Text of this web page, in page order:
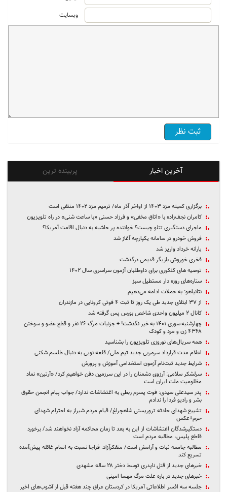
وبسایت
آخرین اخبار پربینده ترین
برگزاری کمیته مزد ۱۴۰۳ از اواخر آذر ماه/ ترمیم مزد ۱۴۰۲ منتفی است
کامران نجف‌زاده با «اتاق مخفی» و فرزاد حسنی «با ساعت شنی» در راه تلویزیون
ماجرای دستگیری تتلو چیست؟ خواننده پر حاشیه به دنبال اقامت آمریکا؟
فروش خودرو در سامانه یکپارچه آغاز شد
یارانه خرداد واریز شد
فخری خوروش بازیگر قدیمی درگذشت
توصیه های کنکوری برای داوطلبان آزمون سراسری سال ۱۴۰۲
ستاره‌های روزه دار مستطیل سبز
نتانیاهو: به حملات ادامه می‌دهیم
از ۳۷ ابتلای جدید طی یک روز تا ثبت ۴ فوتی کرونایی در مازندران
کانال ۲ میلیون واحدی شاخص بورس پس گرفته شد
چهارشنبه سوری ۱۴۰۱ به خیر نگذشت! + جزئیات مرگ ۲۶ نفر و قطع عضو و سوختن
۴۳۶۸ زن و مرد و کودک
همه سریال‌های نوروزی تلویزیون را بشناسید
اعلام مدت قرارداد سرمربی جدید تیم ملی/ قلعه نویی به دنبال طلسم شکنی
شرایط جدید ثبت‌نام آزمون استخدامی آموزش و پرورش
سرلشکر سلامی: آرزوی دشمنان را در این سرزمین دفن خواهیم کرد/ «آرتین» نماد
مظلومیت ملت ایران است
پدر سیدعلی سیدی: فوت پسرم ربطی به اغتشاشات ندارد/ جواب پیام‌ انجمن حقوق
بشر و رادیو فردا را ندادم
تشییع شهدای حادثه تروریستی شاهچراغ/ قیام مردم شیراز به احترام شهدای
حرم+عکس
دستگیرشدگان اغتشاشات از این به بعد تا زمان محاکمه آزاد نخواهند شد/ برخورد
قاطع پلیس، مطالبه مردم است
مطالبه جامعه ثبات و آرامش است/ متفکرآزاد: فراجا نسبت به اتمام غائله پیش‌آمده
تسریع کند
خبرهای جدید از قتل ناپدری توسط دختر ۲۸ ساله مشهدی
خبرهای جدید در باره علت مرگ مهسا امینی
جلسه سه افسر اطلاعاتی آمریکا در کردستان عراق چند هفته قبل از آشوب‌های اخیر